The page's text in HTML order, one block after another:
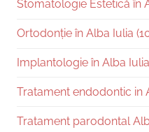
Stomatologie Estetică în
Ortodonție în Alba Iulia
Implantologie în Alba
Tratament endodontic in
Tratament parodontal